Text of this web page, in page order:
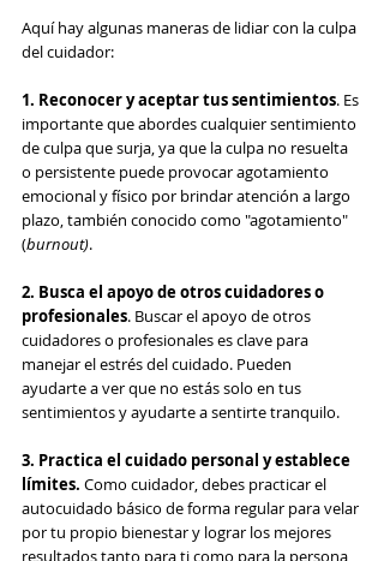
Aquí hay algunas maneras de lidiar con la culpa
del cuidador:
1. Reconocer y aceptar tus sentimientos. Es
importante que abordes cualquier sentimiento
de culpa que surja, ya que la culpa no resuelta
o persistente puede provocar agotamiento
emocional y físico por brindar atención a largo
plazo, también conocido como "agotamiento"
(burnout).
2. Busca el apoyo de otros cuidadores o
profesionales. Buscar el apoyo de otros
cuidadores o profesionales es clave para
manejar el estrés del cuidado. Pueden
ayudarte a ver que no estás solo en tus
sentimientos y ayudarte a sentirte tranquilo.
3. Practica el cuidado personal y establece
límites. Como cuidador, debes practicar el
autocuidado básico de forma regular para velar
por tu propio bienestar y lograr los mejores
resultados tanto para ti como para la persona